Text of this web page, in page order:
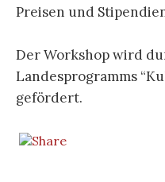
Preisen und
Der Workshop wird
Landesprogramms
gefördert.